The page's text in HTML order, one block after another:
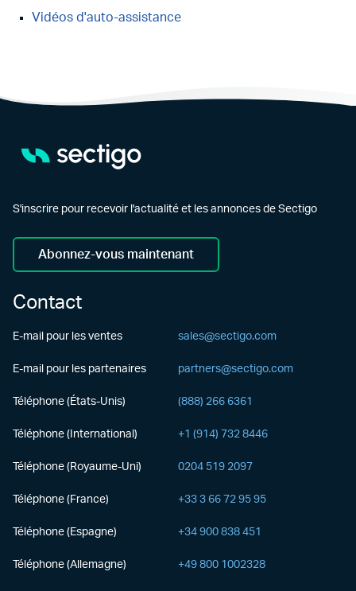
Vidéos d'auto-assistance
S'inscrire pour recevoir l'actualité et les annonces de Sectigo
Abonnez-vous maintenant
Contact
E-mail pour les ventes sales@sectigo.com
E-mail pour les partenaires partners@sectigo.com
Téléphone (États-Unis) (888) 266 6361
Téléphone (International) +1 (914) 732 8446
Téléphone (Royaume-Uni) 0204 519 2097
Téléphone (France) +33 3 66 72 95 95
Téléphone (Espagne) +34 900 838 451
Téléphone (Allemagne) +49 800 1002328